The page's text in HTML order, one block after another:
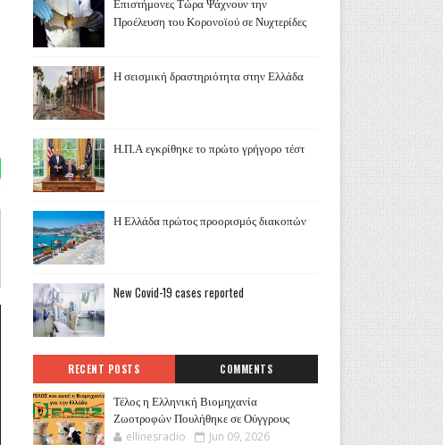
Προέλευση του Κορονοϊού σε Νυχτερίδες
Η σεισμική δραστηριότητα στην Ελλάδα
Η.Π.Α εγκρίθηκε το πρώτο γρήγορο τέστ
Η Ελλάδα πρώτος προορισμός διακοπών
New Covid-19 cases reported
RECENT POSTS COMMENTS
Τέλος η Ελληνική Βιομηχανία
Ζωοτροφών Πουλήθηκε σε Ούγγρους
ellinesradio Jun 09, 2026